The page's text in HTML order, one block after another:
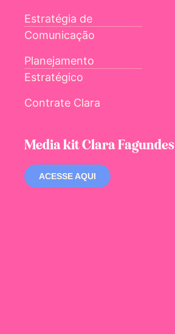
Estratégia de
Comunicação
Planejamento
Estratégico
Contrate Clara
Media kit Clara Fagundes
ACESSE AQUI